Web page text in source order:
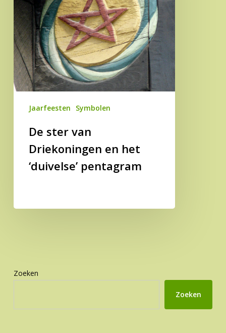
het
‘duivelse’
pentagram
Jaarfeesten Symbolen
De ster van
Driekoningen en het
‘duivelse’ pentagram
Zoeken
Zoeken